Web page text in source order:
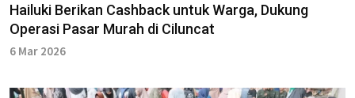
Hailuki Berikan Cashback untuk Warga, Dukung
Operasi Pasar Murah di Ciluncat
6 Mar 2026